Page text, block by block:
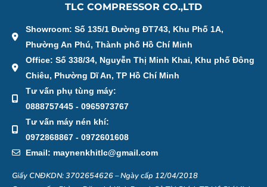
TLC COMPRESSOR CO.,LTD
Showroom: Số 135/1 Đường ĐT743, Khu Phố 1A,
Phường An Phú, Thành phố Hồ Chí Minh
Office: Số 338/34, Nguyễn Thị Minh Khai, Khu phố Đông
Chiêu, Phường Dĩ An, TP Hồ Chí Minh
Tư vấn phụ tùng máy:
0888757445 - 0965973767
Tư vấn máy nén khí:
0972868867 - 0972601608
Email: maynenkhitlc@gmail.com
Giấy CNĐKDN: 3702654626 – Ngày cấp 12/04/2018